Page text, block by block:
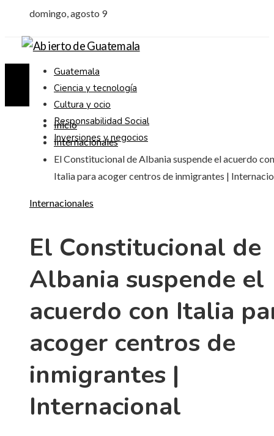
domingo, agosto 9
Guatemala
Ciencia y tecnología
Cultura y ocio
Responsabilidad Social
Inversiones y negocios
Inicio
Internacionales
El Constitucional de Albania suspende el acuerdo con
Italia para acoger centros de inmigrantes |
Internacionales
El Constitucional de
Albania suspende el
acuerdo con Italia
acoger centros de
inmigrantes |
Internacional